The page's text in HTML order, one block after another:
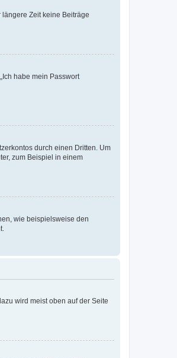
Zeit keine Beiträge
habe mein Passwort
durch einen Dritten. Um
zum Beispiel in einem
wie beispielsweise den
wird meist oben auf der Seite